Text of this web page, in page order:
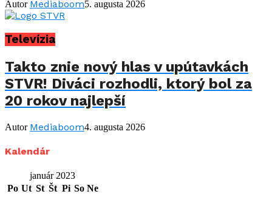
Autor Mediaboom5. augusta 2026
Televízia
Takto znie nový hlas v upútavkách
STVR! Diváci rozhodli, ktorý bol za
20 rokov najlepší
Autor Mediaboom4. augusta 2026
Kalendár
január 2023
Po Ut St Št Pi So Ne